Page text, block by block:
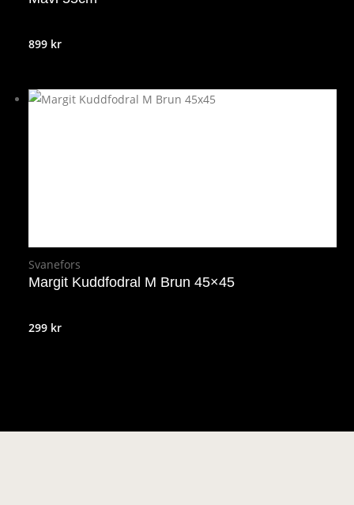
899 kr
Svanefors
Margit Kuddfodral M Brun 45×45
299 kr